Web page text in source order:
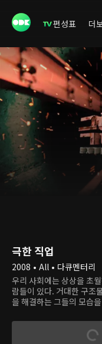
편성표 더
극한 직업
2008 • All • 다큐멘터리
우리 사회에는 상상을 초
람들이 있다. 거대한 구조
을 해결하는 그들의 모습
보여준다.